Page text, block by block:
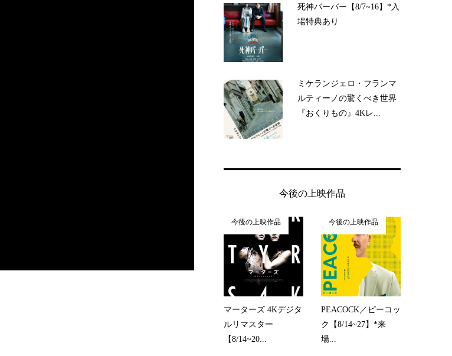
死神バーバー【8/7~16】*入
場特典あり
ミケランジェロ・フランマ
ルティーノの驚くべき世界
『おくりもの』4Kレ...
今後の上映作品
今後の上映作品
マーターズ 4Kデジタ
ルリマスター
【8/14~20...
今後の上映作品
PEACOCK／ピーコッ
ク【8/14~27】*来
場...